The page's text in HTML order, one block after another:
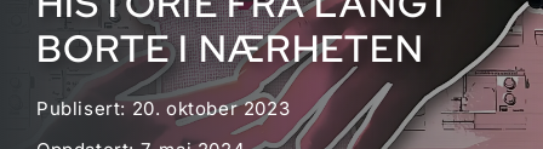
BORTE I NÆRHETEN
Publisert:20. oktober 2023